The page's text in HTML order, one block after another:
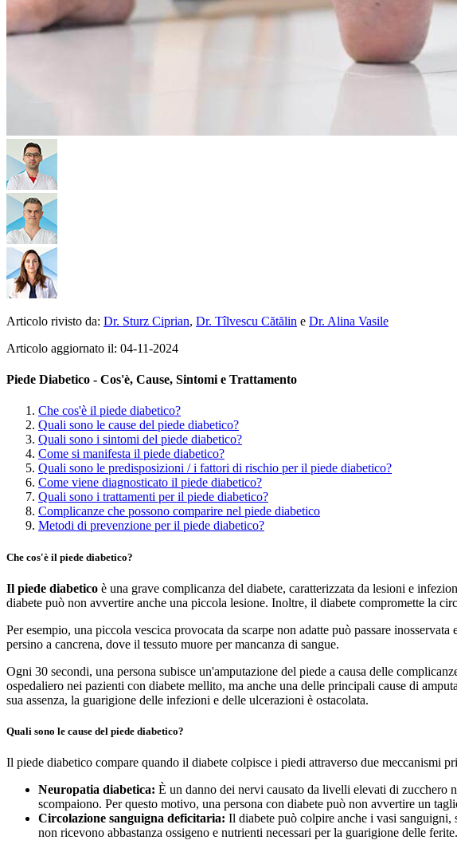
Articolo rivisto da: Dr. Sturz Ciprian, Dr. Tîlvescu Cătălin e Dr. Alina Vasile
Articolo aggiornato il: 04-11-2024
Piede Diabetico - Cos'è, Cause, Sintomi e Trattamento
Che cos'è il piede diabetico?
Quali sono le cause del piede diabetico?
Quali sono i sintomi del piede diabetico?
Come si manifesta il piede diabetico?
Quali sono le predisposizioni / i fattori di rischio per il piede diabetico?
Come viene diagnosticato il piede diabetico?
Quali sono i trattamenti per il piede diabetico?
Complicanze che possono comparire nel piede diabetico
Metodi di prevenzione per il piede diabetico?
Che cos'è il piede diabetico?
Il piede diabetico è una grave complicanza del diabete, caratterizzata da lesioni e
diabete può non avvertire anche una piccola lesione. Inoltre, il diabete compromette la
Per esempio, una piccola vescica provocata da scarpe non adatte può passare
persino a cancrena, dove il tessuto muore per mancanza di sangue.
Ogni 30 secondi, una persona subisce un'amputazione del piede a causa delle
ospedaliero nei pazienti con diabete mellito, ma anche una delle principali cause di
sua assenza, la guarigione delle infezioni e delle ulcerazioni è ostacolata.
Quali sono le cause del piede diabetico?
Il piede diabetico compare quando il diabete colpisce i piedi attraverso due meccanismi
Neuropatia diabetica: È un danno dei nervi causato da livelli elevati di zucchero
scompaiono. Per questo motivo, una persona con diabete può non avvertire un
Circolazione sanguigna deficitaria: Il diabete può colpire anche i vasi
non ricevono abbastanza ossigeno e nutrienti necessari per la guarigione delle